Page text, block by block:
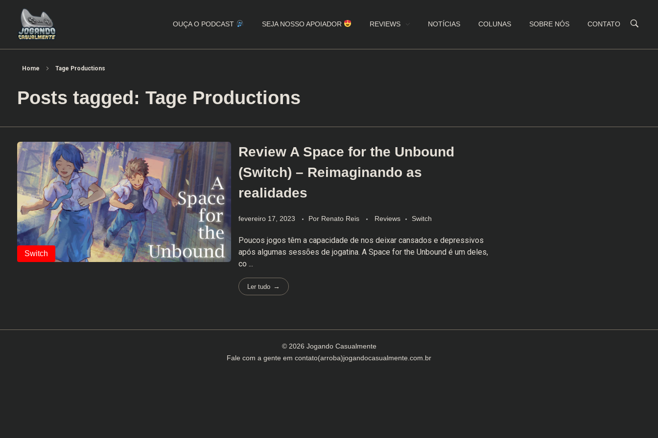
OUÇA O PODCAST SEJA NOSSO APOIADOR REVIEWS NOTÍCIAS COLUNAS SOBRE NÓS CONTATO
Home Tage Productions
Posts tagged: Tage Productions
Review A Space for the Unbound
(Switch) – Reimaginando as
realidades
fevereiro 17, 2023 Por Renato Reis Reviews Switch
Poucos jogos têm a capacidade de nos deixar cansados e depressivos
após algumas sessões de jogatina. A Space for the Unbound é um deles,
co ...
Ler tudo
© 2026 Jogando Casualmente
Fale com a gente em contato(arroba)jogandocasualmente.com.br